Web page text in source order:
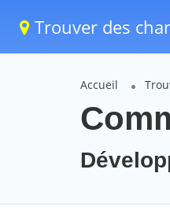
Trouver des
Accueil